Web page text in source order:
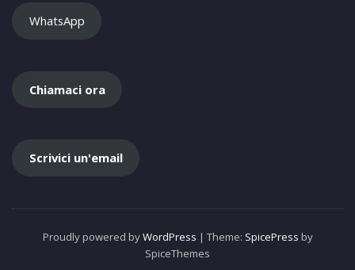
WhatsApp
Chiamaci ora
Scrivici un'email
Proudly powered byWordPress | Theme: SpicePress by
SpiceThemes